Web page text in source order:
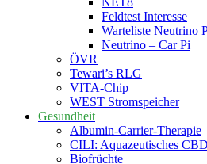
Feldtest Interesse
Warteliste Neutrino
Neutrino – Car Pi
ÖVR
Tewari’s RLG
VITA-Chip
WEST Stromspeicher
Gesundheit
Albumin-Carrier-Therapie
CILI: Aquazeutisches
Biofrüchte